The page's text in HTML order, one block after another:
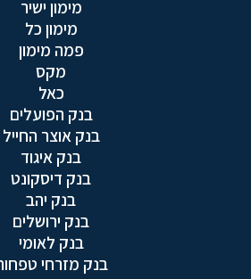
מימון ישיר
מימון כל
פמה מימון
מקס
כאל
בנק הפועלים
בנק אוצר החייל
בנק איגוד
בנק דיסקונט
בנק יהב
בנק ירושלים
בנק לאומי
בנק מזרחי טפחות